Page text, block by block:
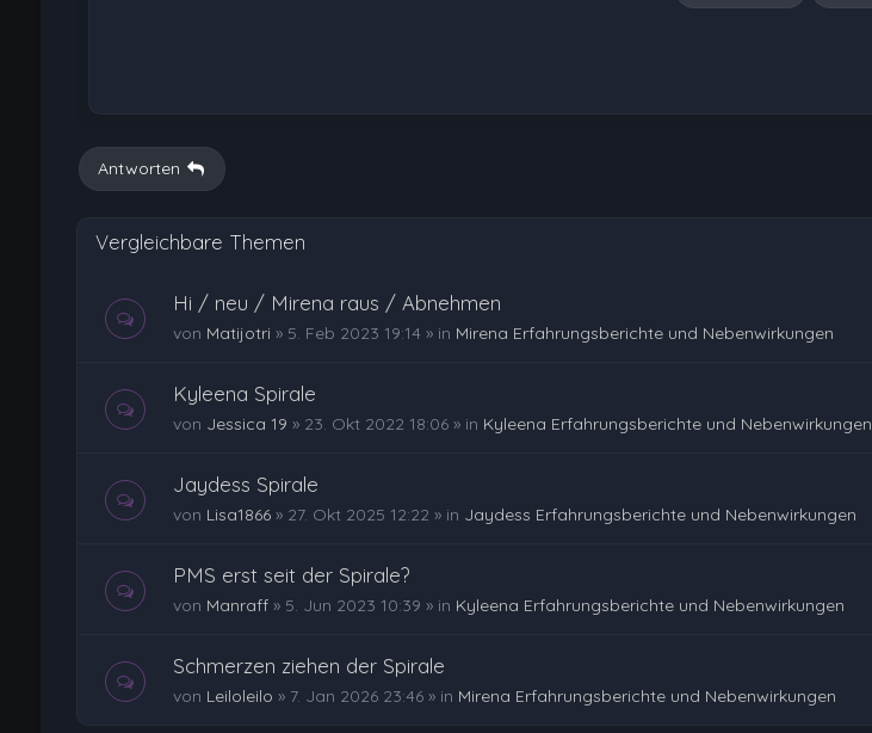
Antworten
Vergleichbare Themen
Hi / neu / Mirena raus / Abnehmen
von Matijotri » 5. Feb 2023 19:14 » in Mirena Erfahrungsberichte und Nebenwirkungen
Kyleena Spirale
von Jessica 19 » 23. Okt 2022 18:06» in Kyleena Erfahrungsberichte und Nebenwirkungen
Jaydess Spirale
von Lisa1866» 27. Okt 2025 12:22 » in Jaydess Erfahrungsberichte und Nebenwirkungen
PMS erst seit der Spirale?
von Manraff» 5. Jun 2023 10:39 » in Kyleena Erfahrungsberichte und Nebenwirkungen
Schmerzen ziehen der Spirale
von Leiloleilo » 7. Jan 2026 23:46» in Mirena Erfahrungsberichte und Nebenwirkungen